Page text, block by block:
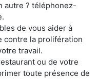
autre ? téléphonez-
de vous aider à
contre la prolifération
travail.
ou de votre
toute présence de